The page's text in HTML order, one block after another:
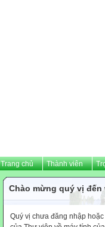
Trang chủ Thành viên
Chào mừng quý vị đến
Quý vị chưa đăng nhập